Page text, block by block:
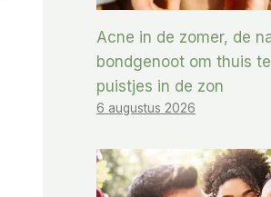
Acne in de zomer, de
bondgenoot om thuis
puistjes in de zon
6 augustus 2026